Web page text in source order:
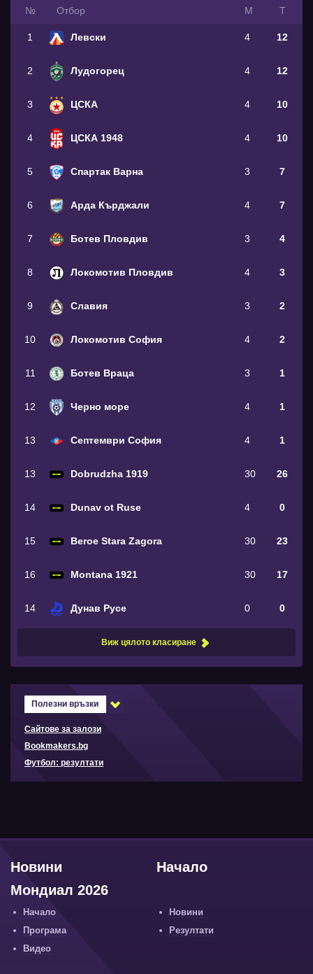
№ Oтбор М Т
1 Левски 4 12
2 Лудогорец 4 12
3 ЦСКА 4 10
4 ЦСКА 1948 4 10
5 Спартак Варна 3 7
6 Арда Кърджали 4 7
7 Ботев Пловдив 3 4
8 Локомотив Пловдив 4 3
9 Славия 3 2
10 Локомотив София 4 2
11 Ботев Враца 3 1
12 Черно море 4 1
13 Септември София 4 1
13 Dobrudzha 1919 30 26
14 Dunav ot Ruse 4 0
15 Beroe Stara Zagora 30 23
16 Montana 1921 30 17
14 Дунав Русе 0 0
Виж цялото класиране
Полезни връзки
Сайтове за залози
Bookmakers.bg
Футбол: резултати
Начало
Новини
Мондиал 2026
Начало
Новини
Програма
Резултати
Видео